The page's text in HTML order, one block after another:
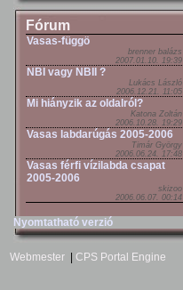
Fórum
Vasas-függö
brenner balázs
2007.01.10. 19:39
NBI vagy NBII ?
Lukács László
2006.12.21. 11:05
Mi hiányzik az oldalról?
Katona Zoltán
2006.10.28. 19:29
Vasas labdarúgás 2005-2006
Timár György
2006.06.24. 17:48
Vasas férfi vízilabda csapat
2005-2006
skizoo
2006.06.07. 00:14
Nyomtatható verzió
Webmester CPS Portal Engine